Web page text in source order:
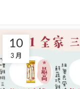
10
3 月